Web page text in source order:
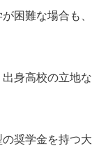
困難な場合も
身高校の立地
奨学金を持つ